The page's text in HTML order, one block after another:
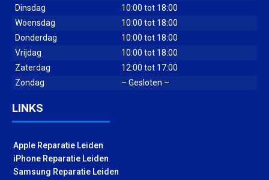
Dinsdag
10:00 tot 18:00
Woensdag
10:00 tot 18:00
Donderdag
10:00 tot 18:00
Vrijdag
10:00 tot 18:00
Zaterdag
12:00 tot 17:00
Zondag
– Gesloten –
LINKS
Apple Reparatie Leiden
iPhone Reparatie Leiden
Samsung Reparatie Leiden